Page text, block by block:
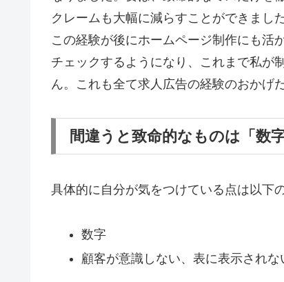
クレームも大幅に減らすことができました
この経験が後にホームページ制作にも活
チェックするようになり、これまで私が
ん。これも全て求人広告の経験のおかげ
間違うと致命的なものは「数
具体的に自分が気をつけている点は以下
数字
顧客が意識しない、表に表示されな